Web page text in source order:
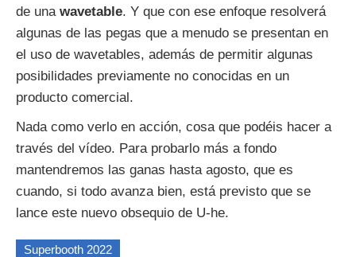
de una wavetable. Y que con ese enfoque resolverá
algunas de las pegas que a menudo se presentan en
el uso de wavetables, además de permitir algunas
posibilidades previamente no conocidas en un
producto comercial.
Nada como verlo en acción, cosa que podéis hacer a
través del vídeo. Para probarlo más a fondo
mantendremos las ganas hasta agosto, que es
cuando, si todo avanza bien, está previsto que se
lance este nuevo obsequio de U-he.
Superbooth 2022